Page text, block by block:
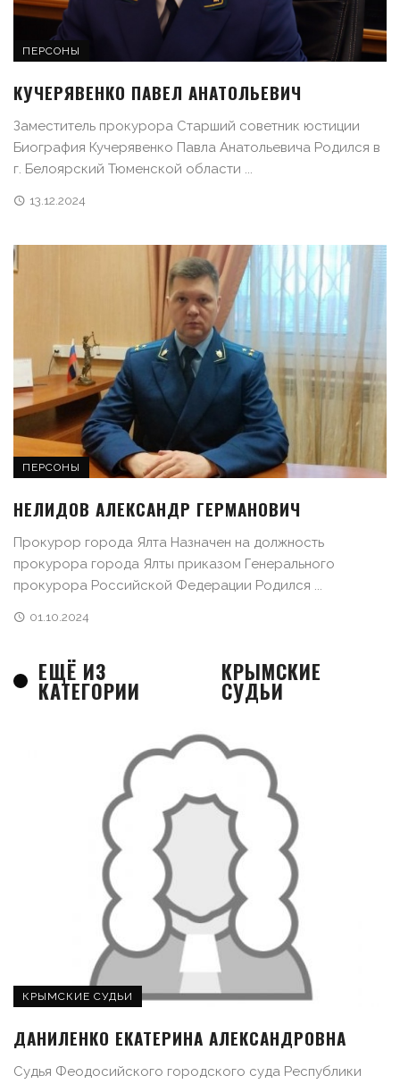
ПЕРСОНЫ
КУЧЕРЯВЕНКО ПАВЕЛ АНАТОЛЬЕВИЧ
Заместитель прокурора Старший советник юстиции
Биография Кучерявенко Павла Анатольевича Родился в
г. Белоярский Тюменской области ...
13.12.2024
ПЕРСОНЫ
НЕЛИДОВ АЛЕКСАНДР ГЕРМАНОВИЧ
Прокурор города Ялта Назначен на должность
прокурора города Ялты приказом Генерального
прокурора Российской Федерации Родился ...
01.10.2024
ЕЩЁ ИЗ
КАТЕГОРИИ
КРЫМСКИЕ
СУДЬИ
КРЫМСКИЕ СУДЬИ
ДАНИЛЕНКО ЕКАТЕРИНА АЛЕКСАНДРОВНА
Судья Феодосийского городского суда Республики